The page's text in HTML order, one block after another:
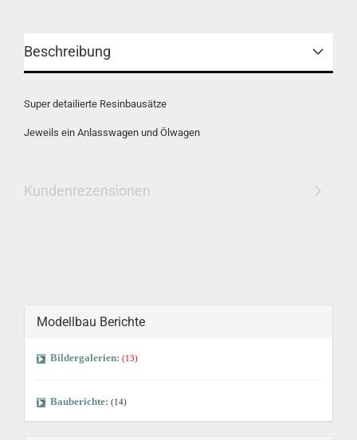
Beschreibung
Super detailierte Resinbausätze
Jeweils ein Anlasswagen und Ölwagen
Kundenrezensionen
Modellbau Berichte
Bildergalerien: (13)
Bauberichte: (14)